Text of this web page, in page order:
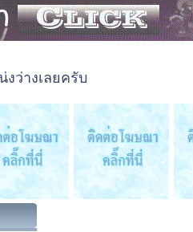
งว่างเลยครับ